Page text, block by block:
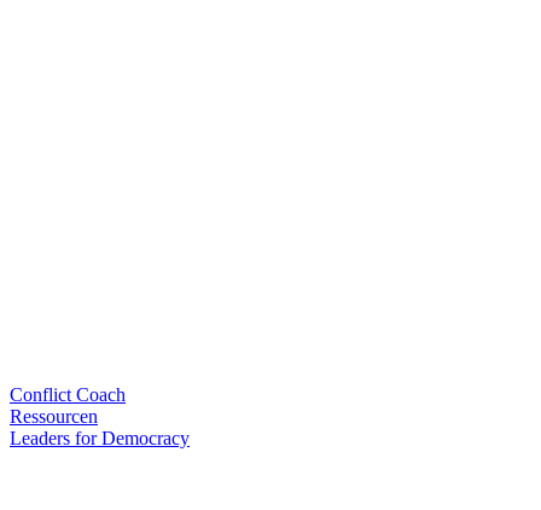
Conflict Coach
Ressourcen
Leaders for Democracy